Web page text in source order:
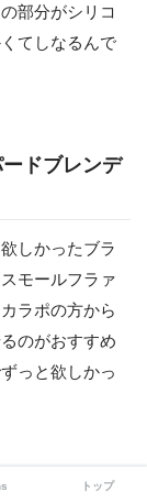
部分がシリコ
てしなるんで
ドブレンデ
しかったブラ
モールフラァ
ラポの方から
のがおすすめ
っと欲しかっ
トップ